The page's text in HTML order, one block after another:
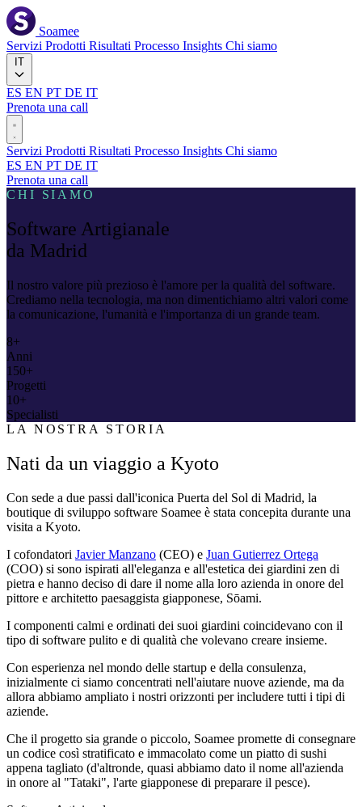
Soamee
Servizi Prodotti Risultati Processo Insights Chi siamo
ES EN PT DE IT
Prenota una call
Servizi Prodotti Risultati Processo Insights Chi siamo
ES EN PT DE IT
Prenota una call
CHI SIAMO
Software Artigianale
da Madrid
Il nostro valore più prezioso è l'amore per la qualità del software.
Crediamo nella tecnologia, ma non dimentichiamo altri valori come
la comunicazione, l'umanità e l'importanza di un grande team.
8+
Anni
150+
Progetti
10+
Specialisti
LA NOSTRA STORIA
Nati da un viaggio a Kyoto
Con sede a due passi dall'iconica Puerta del Sol di Madrid, la
boutique di sviluppo software Soamee è stata concepita durante una
visita a Kyoto.
I cofondatori Javier Manzano (CEO) e Juan Gutierrez Ortega
(COO) si sono ispirati all'eleganza e all'estetica dei giardini zen di
pietra e hanno deciso di dare il nome alla loro azienda in onore del
pittore e architetto paesaggista giapponese, Sōami.
I componenti calmi e ordinati dei suoi giardini coincidevano con il
tipo di software pulito e di qualità che volevano creare insieme.
Con esperienza nel mondo delle startup e della consulenza,
inizialmente ci siamo concentrati nell'aiutare nuove aziende, ma da
allora abbiamo ampliato i nostri orizzonti per includere tutti i tipi di
aziende.
Che il progetto sia grande o piccolo, Soamee promette di consegnare
un codice così stratificato e immacolato come un piatto di sushi
appena tagliato (d'altronde, quasi abbiamo dato il nome all'azienda
in onore al "Tataki", l'arte giapponese di preparare il pesce).